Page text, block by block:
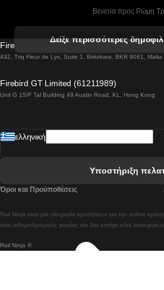
Βενετία προς Ρώμη
Βιέννη προς
Βουδαπέστη προς Πράγα
Λισαβόνα προς Λάγος
Λισαβόνα προς Μαδρίτη
Δείξε περισσότερες
Firebird GT Limited (OC 1451)
432, Triq Fleur de Lys, Suite 1, Birkirkara, BKR 9061, Malta
Firebird GT Limited (61211989)
Unit G 15/F Tal Building 49 Austin Road, KL, Hong Kong
Rail Ninja ®
Rail Ninja είναι μια υπηρεσία κρατήσεων για την online
είναι σιδηροδρομικός φορέας και δεν κατέχει ούτε λειτουργεί
ελληνική
Υποστήριξη
Όροι και Προϋποθέσεις